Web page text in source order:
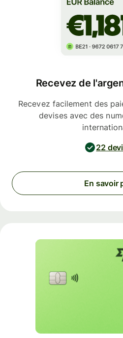
Recevez de
Recevez facilement des
devises avec des
22
En savoir